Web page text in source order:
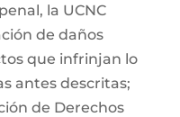
la UCNC
de daños
que infrinjan lo
antes descritas;
de Derechos